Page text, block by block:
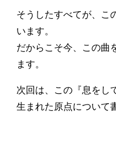
そうしたすべてが、こ
います。
だからこそ今、この曲
ます。
次回は、この『息をし
生まれた原点について